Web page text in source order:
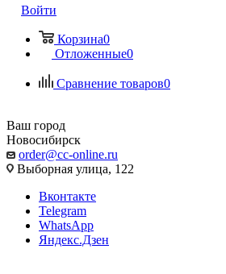
Войти
Корзина0
Отложенные0
Сравнение товаров0
Ваш город
Новосибирск
order@cc-online.ru
Выборная улица, 122
Вконтакте
Telegram
WhatsApp
Яндекс.Дзен